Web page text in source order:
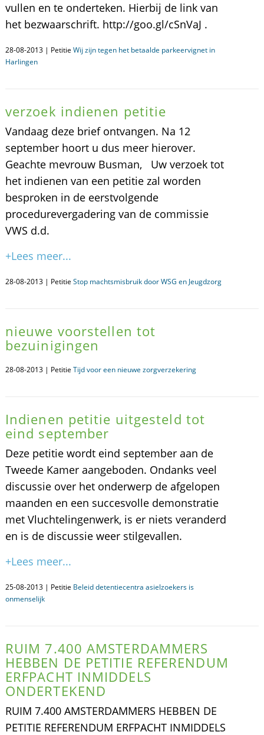
vullen en te onderteken. Hierbij de link van
het bezwaarschrift. http://goo.gl/cSnVaJ .
28-08-2013 | Petitie Wij zijn tegen het betaalde parkeervignet in
Harlingen
verzoek indienen petitie
Vandaag deze brief ontvangen. Na 12
september hoort u dus meer hierover.
Geachte mevrouw Busman, Uw verzoek tot
het indienen van een petitie zal worden
besproken in de eerstvolgende
procedurevergadering van de commissie
VWS d.d.
+Lees meer...
28-08-2013 | Petitie Stop machtsmisbruik door WSG en Jeugdzorg
nieuwe voorstellen tot
bezuinigingen
28-08-2013 | Petitie Tijd voor een nieuwe zorgverzekering
Indienen petitie uitgesteld tot
eind september
Deze petitie wordt eind september aan de
Tweede Kamer aangeboden. Ondanks veel
discussie over het onderwerp de afgelopen
maanden en een succesvolle demonstratie
met Vluchtelingenwerk, is er niets veranderd
en is de discussie weer stilgevallen.
+Lees meer...
25-08-2013 | Petitie Beleid detentiecentra asielzoekers is
onmenselijk
RUIM 7.400 AMSTERDAMMERS
HEBBEN DE PETITIE REFERENDUM
ERFPACHT INMIDDELS
ONDERTEKEND
RUIM 7.400 AMSTERDAMMERS HEBBEN DE
PETITIE REFERENDUM ERFPACHT INMIDDELS